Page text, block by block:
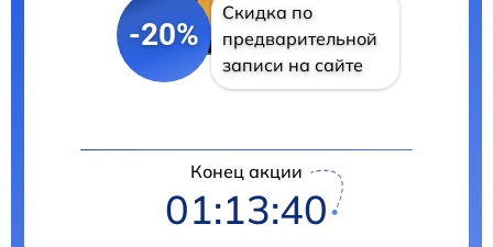
-20%
Скидка по
предварительной
записи на сайте
Конец акции
01:13:40